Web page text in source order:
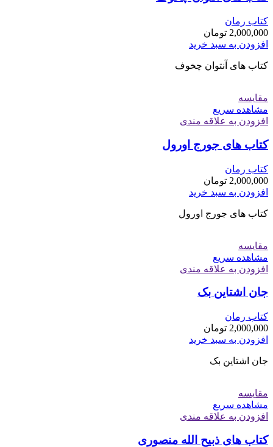
کتاب رمان
2,000,000 تومان
افزودن به سبد خرید
کتاب های آنتوان چخوف
مقایسه
مشاهده سریع
افزودن به علاقه مندی
کتاب های جورج اورول
کتاب رمان
2,000,000 تومان
افزودن به سبد خرید
کتاب های جورج اورول
مقایسه
مشاهده سریع
افزودن به علاقه مندی
جان اشتاین بک
کتاب رمان
2,000,000 تومان
افزودن به سبد خرید
جان اشتاین بک
مقایسه
مشاهده سریع
افزودن به علاقه مندی
کتاب های ذبیح الله منصوری